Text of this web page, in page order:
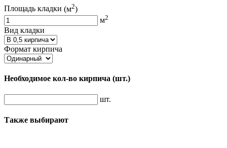
Площадь кладки (м2)
м2
Вид кладки
Формат кирпича
Необходимое кол-во кирпича (шт.)
шт.
Также выбирают